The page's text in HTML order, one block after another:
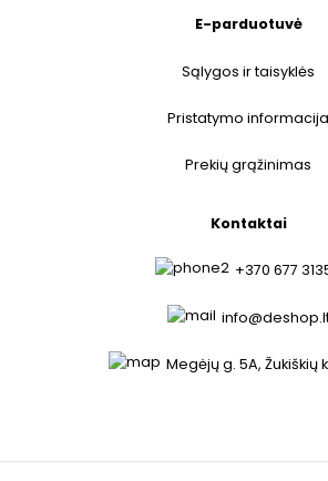
E-parduotuvė
Sąlygos ir taisyklės
Pristatymo informacija
Prekių grąžinimas
Kontaktai
+370 677
Megėjų g. 5A, Žukiškių